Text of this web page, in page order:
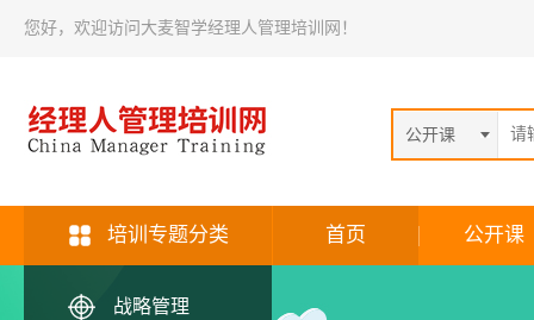
您好，欢迎访问大麦智学经理人管理培训网！
公开课
培训专题分类
战略管理
首页 公开课